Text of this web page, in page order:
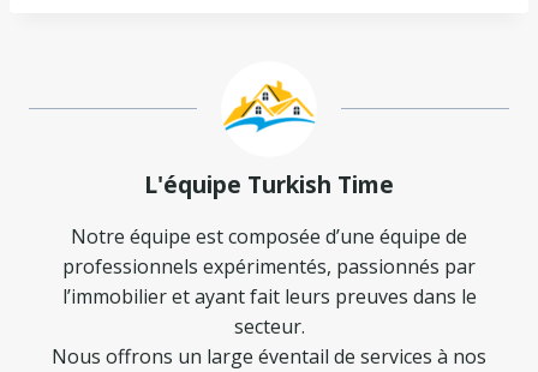
L'équipe Turkish Time
Notre équipe est composée d’une équipe de
professionnels expérimentés, passionnés par
l’immobilier et ayant fait leurs preuves dans le
secteur.
Nous offrons un large éventail de services à nos